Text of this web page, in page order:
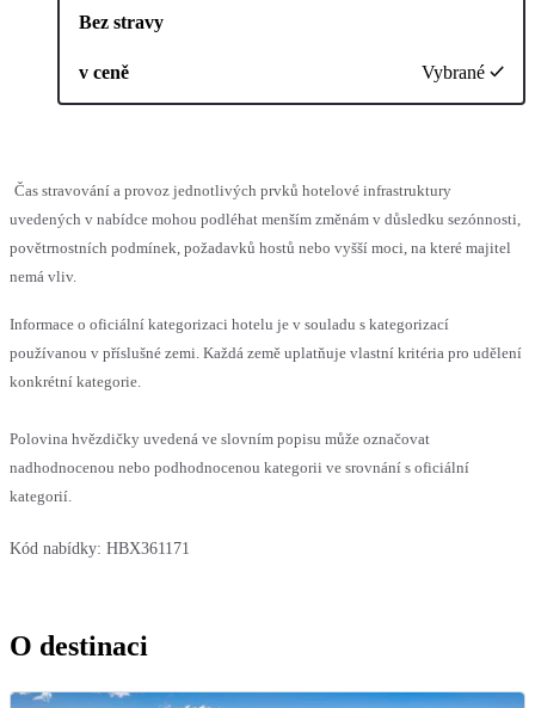
Bez stravy
v ceně Vybrané
Čas stravování a provoz jednotlivých prvků hotelové infrastruktury
uvedených v nabídce mohou podléhat menším změnám v důsledku sezónnosti,
povětrnostních podmínek, požadavků hostů nebo vyšší moci, na které majitel
nemá vliv.
Informace o oficiální kategorizaci hotelu je v souladu s kategorizací
používanou v příslušné zemi. Každá země uplatňuje vlastní kritéria pro udělení
konkrétní kategorie.
Polovina hvězdičky uvedená ve slovním popisu může označovat
nadhodnocenou nebo podhodnocenou kategorii ve srovnání s oficiální
kategorií.
Kód nabídky: HBX361171
O destinaci